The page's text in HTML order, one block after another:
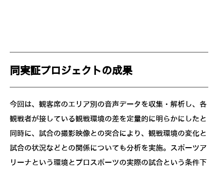
同実証プロジェクトの成果
今回は、観客席のエリア別の音声データを収集・解析し、各
観戦者が接している観戦環境の差を定量的に明らかにしたと
同時に、試合の撮影映像との突合により、観戦環境の変化と
試合の状況などとの関係についても分析を実施。スポーツア
リーナという環境とプロスポーツの実際の試合という条件下